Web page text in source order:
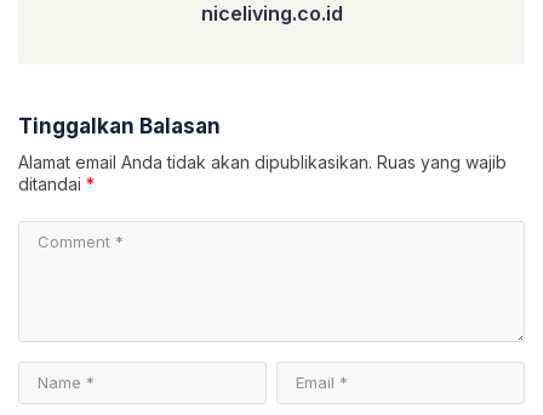
niceliving.co.id
Tinggalkan Balasan
Alamat email Anda tidak akan dipublikasikan. Ruas yang wajib
ditandai *